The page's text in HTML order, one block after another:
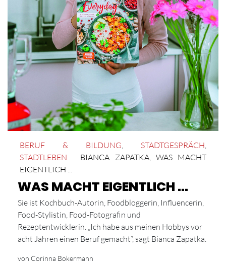
BERUF & BILDUNG STADTGESPRÄCH
STADTLEBEN
BIANCA ZAPATKA, WAS MACHT
EIGENTLICH ...
WAS MACHT EIGENTLICH …
Sie ist Kochbuch-Autorin, Foodbloggerin, Influencerin,
Food-Stylistin, Food-Fotografin und
Rezeptentwicklerin. „Ich habe aus meinen Hobbys vor
acht Jahren einen Beruf gemacht“, sagt Bianca Zapatka.
von Corinna Bokermann